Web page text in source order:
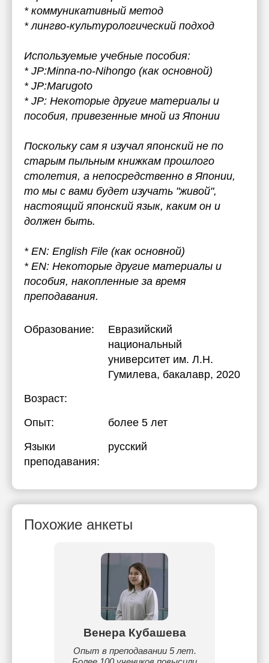
* коммуникативный метод
* лингво-культурологический подход
Используемые учебные пособия:
* JP:Minna-no-Nihongo (как основной)
* JP:Marugoto
* JP: Некоторые другие материалы и
пособия, привезенные мной из Японии
Поскольку сам я изучал японский не по
старым пыльным книжкам прошлого
столетия, а непосредственно в Японии,
то мы с вами будет изучать "живой",
настоящий японский язык, каким он и
должен быть.
* EN: English File (как основной)
* EN: Некоторые другие материалы и
пособия, накопленные за время
преподавания.
Образование:
Евразийский
национальный
университет им. Л.Н.
Гумилева, бакалавр, 2020
Возраст:
Опыт:
более 5 лет
Языки
преподавания:
русский
Похожие анкеты
Венера Кубашева
Опыт в преподавании 5 лет.